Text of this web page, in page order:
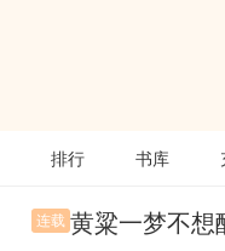
排行 书库
连载 黄粱一梦不想